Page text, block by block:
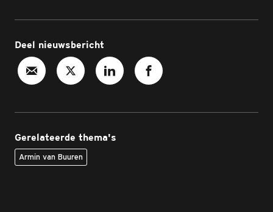
Deel nieuwsbericht
Gerelateerde thema's
Armin van Buuren